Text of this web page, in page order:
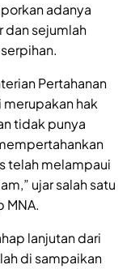
adanya
dan sejumlah
Pertahanan
merupakan hak
tidak punya
telah melampaui
ujar salah satu
MNA.
lanjutan dari
di sampaikan